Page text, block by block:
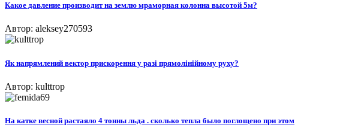
Какое давление производит на землю мраморная колонна высотой 5м?
Автор: aleksey270593
Як напрямлений вектор прискорення у разі прямолінійному руху?
Автор: kulttrop
На катке весной растаяло 4 тонны льда . сколько тепла было поглощено при этом